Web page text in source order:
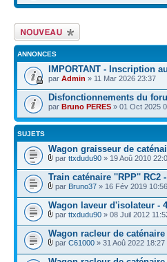
Écrire un nouveau
sujet
ANNONCES
IMPORTANT - Inscription
par Admin » 11 Mar 2026 23:37
Disfonctionnements du
par Bruno PERES » 01 Oct 2025
SUJETS
Wagon graisseur de
par ttxdudu90 » 19 Aoû 2010
Train caténaire ''RPP'' RC2
par Bruno37 » 16 Fév 2019 10:56
Wagon laveur d'isolateur -
par ttxdudu90 » 08 Juil 2012
Wagon racleur de caténaire
par C61000 » 31 Aoû 2022 18:27